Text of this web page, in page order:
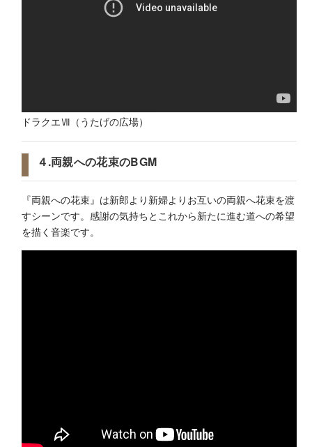
ドラクエⅦ（うたげの広場）
４.両親への花束のBGM
『両親への花束』は新郎より新婦よりお互いの両親へ花束を渡
すシーンです。感謝の気持ちとこれから新たに進む道への希望
を描く音楽です。